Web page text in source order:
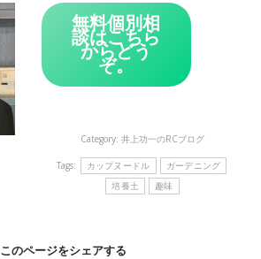
無料個別相
談はこちら
からどう
ぞ。
Category: 井上功一のRCブログ
Tags: カップヌードル ガーデニング
培養土 趣味
このページをシェアする